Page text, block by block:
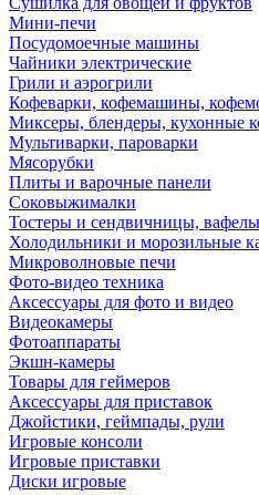
Мини-печи
Посудомоечные машины
Чайники электрические
Грили и аэрогрили
Кофеварки, кофемашины,
Миксеры, блендеры, кухонные
Мультиварки, пароварки
Мясорубки
Плиты и варочные панели
Соковыжималки
Тостеры и сендвичницы,
Холодильники и морозильные
Микроволновые печи
Фото-видео техника
Аксессуары для фото и видео
Видеокамеры
Фотоаппараты
Экшн-камеры
Товары для геймеров
Аксессуары для приставок
Джойстики, геймпады, рули
Игровые консоли
Игровые приставки
Диски игровые